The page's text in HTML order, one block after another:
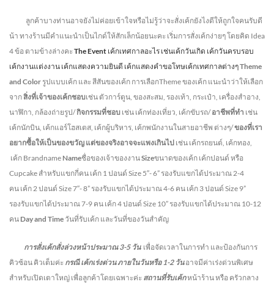
ลูกค้าบางท่านอาจยังไม่ค่อยเข้าใจหรือไม่รู้ว่าจะสั่งเค้กยังไงดีให้ถูกใจคนรับดี
น้า ทางร้านมีคำแนะนำเป็นไกด์ให้สักเล็กน้อยนะคะ เริ่มการสั่งเค้กง่ายๆ โดยคิด Idea
4 ข้อ ตามข้างล่างคะ The Event เค้กเทศกาลอะไร เช่นเค้กวันเกิด เค้กวันครบรอบ
เค้กงานแต่งงาน เค้กแสดงความยินดี เค้กแสดงคำขอโทษเค้กเทศกาลต่างๆTheme
and Color รูปแบบเค้ก และ สีสันของเค้ก การเลือกTheme ของเค้ก แนะนำว่าให้เลือก
จากสิ่งที่เจ้าของเค้กชอบเช่น ตัวการ์ตูน, ของสะสม, รองเท้า, กระเป๋า, เครื่องสำอาง,
นาฬิกา, กล้องถ่ายรูป/กิจกรรมที่ชอบ เช่น เค้กท่องเที่ยว, เค้กขับรถ/อาชีพที่ทำ เช่น
เค้กนักบิน, เค้กแอร์โฮสเตส, เค้กผู้บริหาร, เค้กพนักงานในสายอาชีพ ต่างๆ/ของที่เรา
อยากซื้อให้เป็นของขวัญ แต่ของจริงอาจจะแพงเกินไป เช่น เค้กรถยนต์, เค้กทอง,
เค้ก Brandname Nameชื่อของเจ้าของงานSizeขนาดของเค้ก เค้กปอนด์ หรือ
Cupcake สำหรับแขกกี่คน เค้ก 1 ปอนด์ Size 5″- 6” รองรับแขกได้ประมาณ 2-4
คน เค้ก 2 ปอนด์ Size 7″- 8” รองรับแขกได้ประมาณ 4-6 คน เค้ก 3 ปอนด์ Size 9”
รองรับแขกได้ประมาณ 7-9 คน เค้ก 4 ปอนด์ Size 10” รองรับแขกได้ประมาณ 10-12
คน Day and Time วันที่รับเค้ก และวันที่ของวันสำคัญ
การสั่งเค้กสั่งล่วงหน้าประมาณ3-5 วัน เพื่อจัดเวลาในการทำ และป้องกันการ
คิวซ้อน คิวเต็มค่ะ กรณี เค้กเร่งด่วนภายในวันหรือ 1-2 วัน อาจมีค่าเร่งด่วนพิเศษ
สำหรับเปิดเตาใหญ่ เพื่อลูกค้าโดยเฉพาะค่ะ สถานที่รับเค้กหน้าร้าน หรือ ครัวกลาง